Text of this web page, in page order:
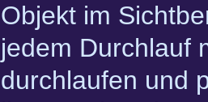
Objekt im
jedem Durchlauf
durchlaufen und